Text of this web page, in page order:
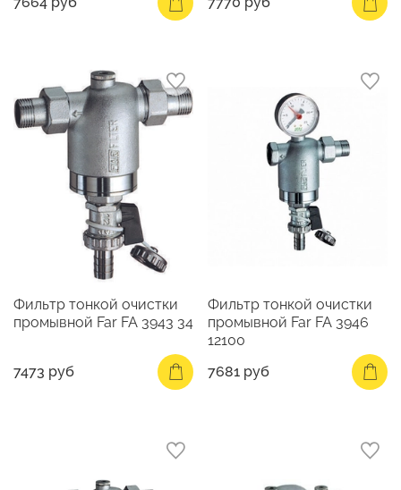
Фильтр тонкой очистки
промывной Far FA 3943 34
7473 руб
Фильтр тонкой очистки
промывной Far FA 3946
12100
7681 руб